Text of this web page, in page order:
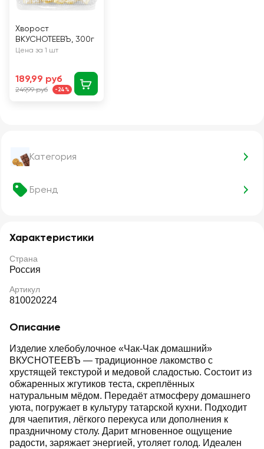
Категория
Бренд
Характеристики
Страна
Россия
Артикул
810020224
Описание
Изделие хлебобулочное «Чак-Чак домашний»
ВКУСНОТЕЕВЪ — традиционное лакомство с
хрустящей текстурой и медовой сладостью. Состоит из
обжаренных жгутиков теста, скреплённых
натуральным мёдом. Передаёт атмосферу домашнего
уюта, погружает в культуру татарской кухни. Подходит
для чаепития, лёгкого перекуса или дополнения к
праздничному столу. Дарит мгновенное ощущение
радости, заряжает энергией, утоляет голод. Идеален
Хворост
ВКУСНОТЕЕВЪ, 300г
Цена за 1 шт
189,99 руб
249,99 руб -24%